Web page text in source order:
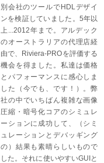
別会社のツールでHDLデザイ
ンを検証していました。5年以
上...2012年まで。アルデック
のオーストラリアの代理店経
由で、Riviera-PROを評価する
機会を得ました。私達は価格
とパフォーマンスに感心しま
した（今でも、です！）。弊
社の中でいちばん複雑な画像
圧縮・暗号化コアのシミュレ
ーションに成功して、（シミ
ュレーションとデバッギング
の）結果も素晴らしいもので
した。それに使いやすいGUIと